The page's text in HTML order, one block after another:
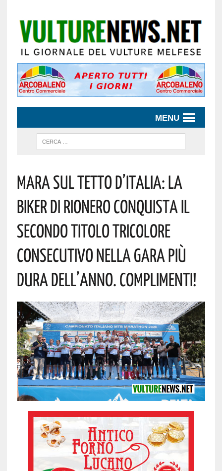
MENU
Mara Sul Tetto D’Italia: La
Biker Di Rionero Conquista Il
Secondo Titolo Tricolore
Consecutivo Nella Gara Più
Dura Dell’anno. Complimenti!